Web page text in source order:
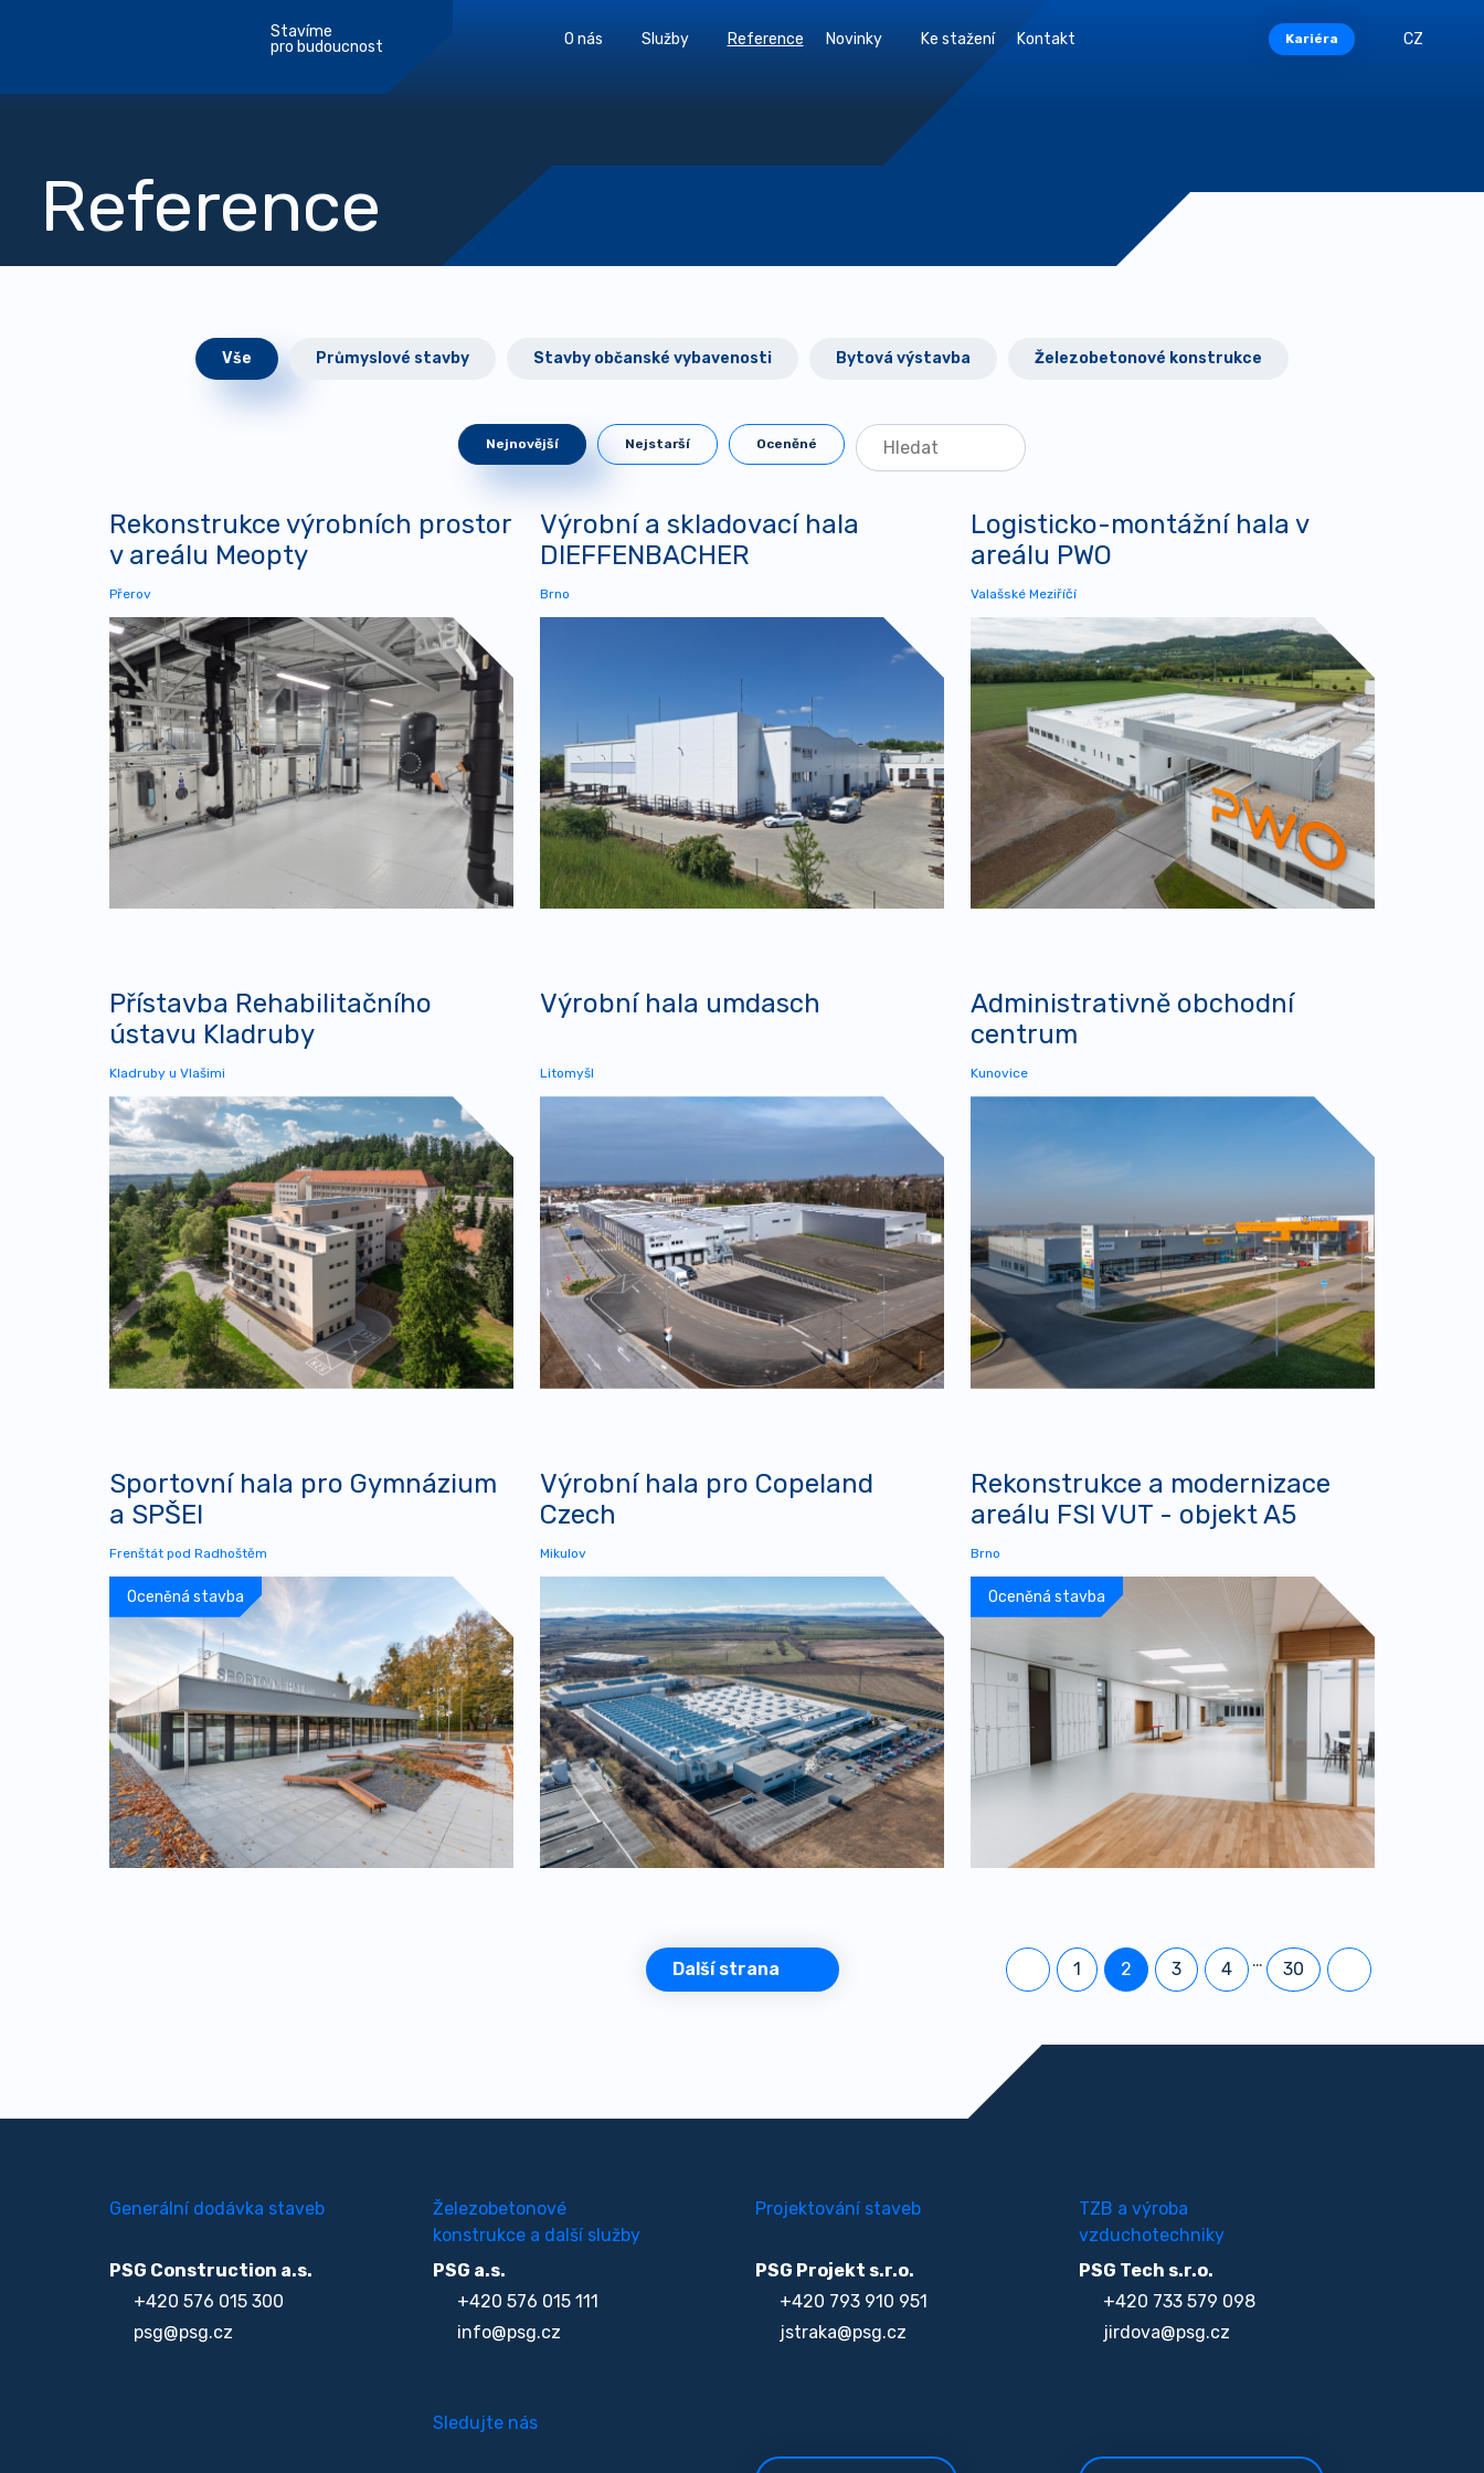
Stavíme
pro budoucnost
O nás Služby Reference Novinky Ke stažení Kontakt Kariéra CZ
Reference
Vše Průmyslové stavby Stavby občanské vybavenosti Bytová výstavba Železobetonové konstrukce
Nejnovější Nejstarší Oceněné
Rekonstrukce výrobních prostor
v areálu Meopty
Přerov
Výrobní a skladovací hala
DIEFFENBACHER
Brno
Logisticko-montážní hala v
areálu PWO
Valašské Meziříčí
Přístavba Rehabilitačního
ústavu Kladruby
Kladruby u Vlašimi
Výrobní hala umdasch
Litomyšl
Administrativně obchodní
centrum
Kunovice
Sportovní hala pro Gymnázium
a SPŠEI
Frenštát pod Radhoštěm
Oceněná stavba
Výrobní hala pro Copeland
Czech
Mikulov
Rekonstrukce a modernizace
areálu FSI VUT - objekt A5
Brno
Oceněná stavba
Další strana 1 2 3 4 … 30
Generální dodávka staveb
PSG Construction a.s.
+420 576 015 300
psg@psg.cz
Železobetonové
konstrukce a další služby
PSG a.s.
+420 576 015 111
info@psg.cz
Projektování staveb
PSG Projekt s.r.o.
+420 793 910 951
jstraka@psg.cz
TZB a výroba
vzduchotechniky
PSG Tech s.r.o.
+420 733 579 098
jirdova@psg.cz
Sledujte nás